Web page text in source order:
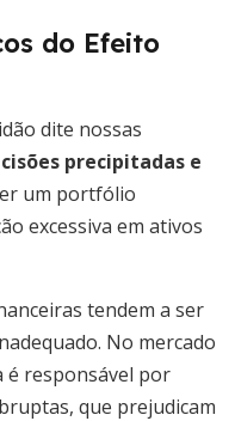
do Efeito
dite nossas
precipitadas e
um portfólio
excessiva em ativos
tendem a ser
No mercado
é responsável por
que prejudicam